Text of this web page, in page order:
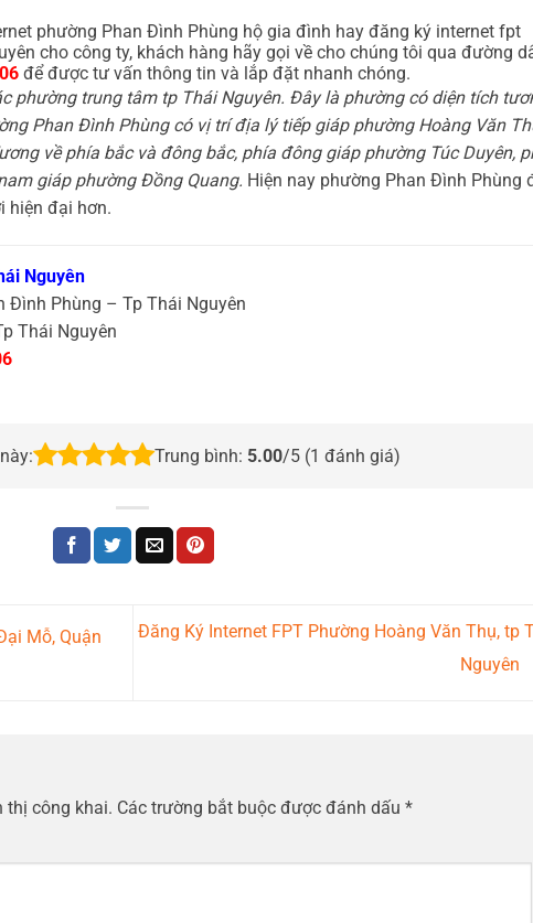
phường Phan Đình Phùng hộ gia đình hay đăng ký internet fpt
cho công ty, khách hàng hãy gọi về cho chúng tôi qua đường
để được tư vấn thông tin và lắp đặt nhanh chóng.
phường trung tâm tp Thái Nguyên. Đây là phường có diện tích
Phan Đình Phùng có vị trí địa lý tiếp giáp phường Hoàng Văn
về phía bắc và đông bắc, phía đông giáp phường Túc Duyên,
giáp phường Đồng Quang. Hiện nay phường Phan Đình Phùng
hiện đại hơn.
Nguyên
Đình Phùng – Tp Thái Nguyên
Thái Nguyên
Trung bình: 5.00/5 (1 đánh giá)
Mỗ, Quận
Đăng Ký Internet FPT Phường Hoàng Văn Thụ, tp
Nguyên
thị công khai. Các trường bắt buộc được đánh dấu *